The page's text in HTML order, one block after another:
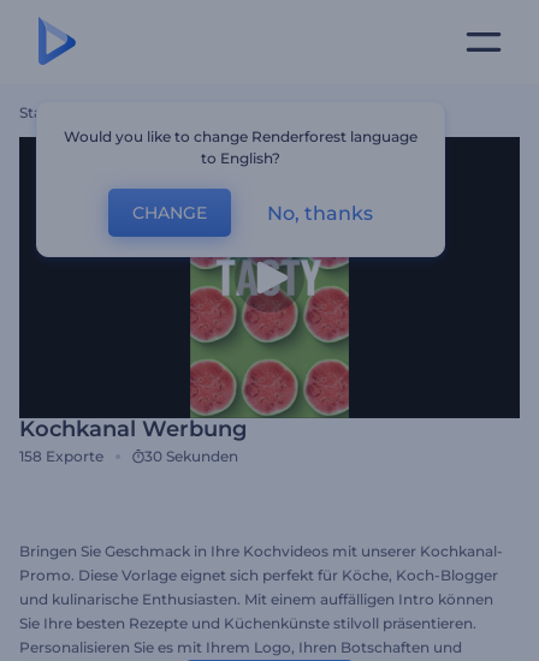
Startseite
Kochkanal Werbung
158 Exporte 30 Sekunden
Bringen Sie Geschmack in Ihre Kochvideos mit unserer Kochkanal-
Promo. Diese Vorlage eignet sich perfekt für Köche, Koch-Blogger
und kulinarische Enthusiasten. Mit einem auffälligen Intro können
Sie Ihre besten Rezepte und Küchenkünste stilvoll präsentieren.
Personalisieren Sie es mit Ihrem Logo, Ihren Botschaften und
Would you like to change Renderforest language
to English?
CHANGE No, thanks